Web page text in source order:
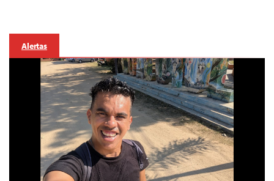
Alertas